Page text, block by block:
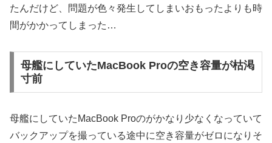
たんだけど、問題が色々発生してしまいおもったよりも時
間がかかってしまった…
母艦にしていたMacBook Proの空き容量が枯渇
寸前
母艦にしていたMacBook Proのがかなり少なくなっていて
バックアップを撮っている途中に空き容量がゼロになりそ